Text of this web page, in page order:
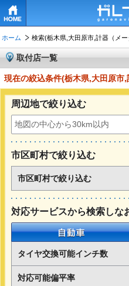
ホーム 検索(栃木県,大田原市,計器（メ
取付店一覧
現在の絞込条件(栃木県,大田原市
周辺地で絞り込む
市区町村で絞り込む
市区町村で絞り込む
対応サービスから検索しな
自動車
タイヤ交換可能インチ数
対応可能偏平率